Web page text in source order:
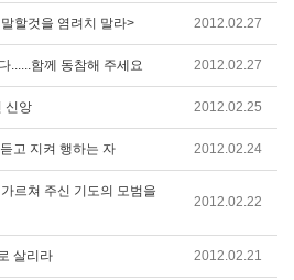
할것을 염려치 말라> 2012.02.27
......함께 동참해 주세요 2012.02.27
신앙 2012.02.25
고 지켜 행하는 자 2012.02.24
르쳐 주신 기도의 모범을
2012.02.22
살리라 2012.02.21